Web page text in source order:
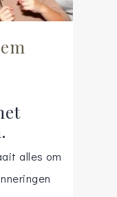
alles om